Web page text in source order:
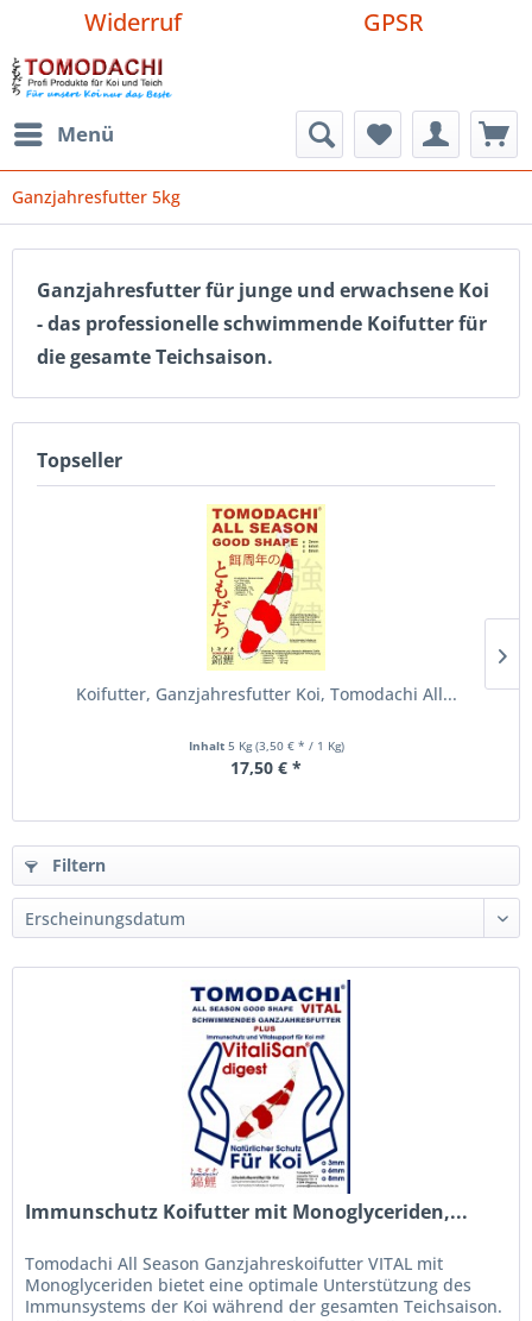
Widerruf GPSR
Menü
Ganzjahresfutter 5kg
Ganzjahresfutter für junge und erwachsene Koi
- das professionelle schwimmende Koifutter für
die gesamte Teichsaison.
Topseller
Koifutter, Ganzjahresfutter Koi, Tomodachi All...
Inhalt 5 Kg(3,50 € * / 1 Kg)
17,50 € *
Filtern
Immunschutz Koifutter mit Monoglyceriden,...
Tomodachi All Season Ganzjahreskoifutter VITAL mit
Monoglyceriden bietet eine optimale Unterstützung des
Immunsystems der Koi während der gesamten Teichsaison.